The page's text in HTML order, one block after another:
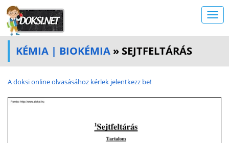
KÉMIA | BIOKÉMIA » SEJTFELTÁRÁS
A doksi online olvasásához kérlek jelentkezz be!